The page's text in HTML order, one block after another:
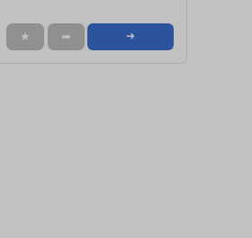
★ ➦ ➜